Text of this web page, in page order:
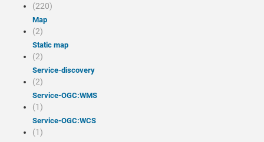
(220)
Map
(2)
Static map
(2)
service-discovery
(2)
service-OGC:WMS
(1)
service-OGC:WCS
(1)